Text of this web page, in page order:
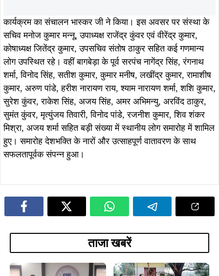
कार्यक्रम का संचालन भास्कर जी ने किया। इस अवसर पर संस्था के
सचिव मनोज कुमार मन्नू, उपाध्यक्ष राजेंद्र कुंवर एवं वीरेंद्र कुमार,
कोषाध्यक्ष जितेंद्र कुमार, उपसचिव संतोष ठाकुर सहित कई गणमान्य
लोग उपस्थित रहे। वहीं बागबेड़ा के पूर्व सरपंच नागेंद्र सिंह, रंगनाथ
शर्मा, विनोद सिंह, सतीश कुमार, कुमार मनीष, लखींद्र कुमार, रामाशीष
कुमार, अरुण पांडे, हरीश नारायण राय, श्याम नारायण शर्मा, शशि कुमार,
सुरेश कुंवर, राकेश सिंह, अजय सिंह, अमर अभिमन्यु, अरविंद ठाकुर,
सुमंत कुंवर, मृत्युंजय तिवारी, विनोद पांडे, रजनीश कुमार, शिव शंकर
मिश्रा, अजय शर्मा सहित बड़ी संख्या में स्थानीय लोग समारोह में शामिल
हुए। समारोह देशभक्ति के नारों और उत्साहपूर्ण वातावरण के साथ
सफलतापूर्वक संपन्न हुआ।
ताजा खबरें